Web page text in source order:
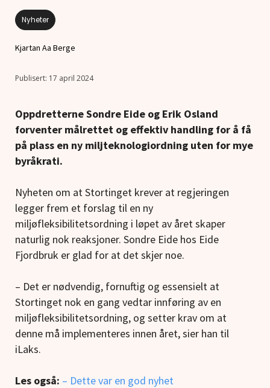
Nyheter
Kjartan Aa Berge
17 april 2024
Oppdretterne Sondre Eide og Erik Osland
forventer målrettet og effektiv handling for å få
på plass en ny miljteknologiordning uten for mye
byråkrati.
Nyheten om at Stortinget krever at regjeringen
legger frem et forslag til en ny
miljøfleksibilitetsordning i løpet av året skaper
naturlig nok reaksjoner. Sondre Eide hos Eide
Fjordbruk er glad for at det skjer noe.
– Det er nødvendig, fornuftig og essensielt at
Stortinget nok en gang vedtar innføring av en
miljøfleksibilitetsordning, og setter krav om at
denne må implementeres innen året, sier han til
iLaks.
Les også: – Dette var en god nyhet